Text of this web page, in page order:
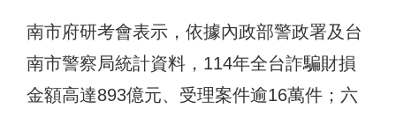
南市府研考會表示，依據內政部警政署及台
南市警察局統計資料，114年全台詐騙財損
金額高達893億元、受理案件逾16萬件；六